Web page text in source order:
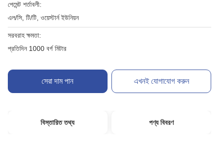
পেমেন্ট শর্তাবলী:
এল/সি, টি/টি, ওয়েস্টার্ন ইউনিয়ন
সরবরাহ ক্ষমতা:
প্রতিদিন 1000 বর্গ মিটার
সেরা দাম পান এখনই যোগাযোগ করুন
বিস্তারিত তথ্য পণ্য বিবরণ